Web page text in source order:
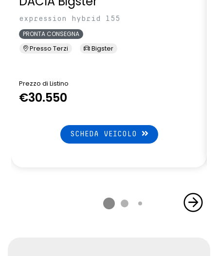
expression hybrid 155
PRONTA CONSEGNA
Presso Terzi Bigster
Prezzo di Listino
€30.550
SCHEDA VEICOLO